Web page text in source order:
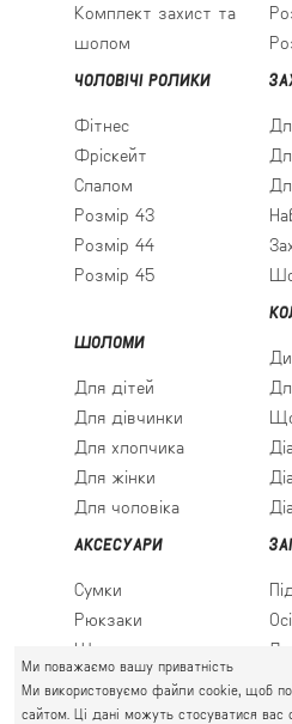
Комплект захист та
шолом
ЧОЛОВІЧІ РОЛИКИ
Фітнес
Фріскейт
Слалом
Розмір 43
Розмір 44
Розмір 45
ШОЛОМИ
Для дітей
Для дівчинки
Для хлопчика
Для жінки
Для чоловіка
АКСЕСУАРИ
Сумки
Рюкзаки
Шкарпетки
Осі
Ми поважаємо вашу приватність
Ми використовуємо файли cookie, щоб
сайтом. Ці дані можуть стосуватися вас